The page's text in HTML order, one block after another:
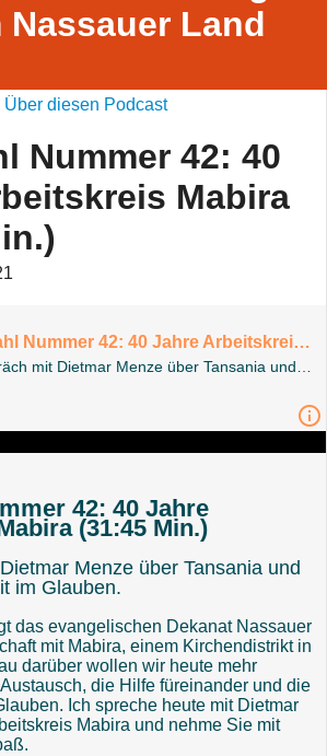
Nassauer Land
Über diesen Podcast
Nummer 42: 40
Mabira
HÖRmahl Nummer 42: 40 Jahre Arbeitskreis Mabira (31:45 Min.)
42: 40 Jahre
(31:45 Min.)
Menze über Tansania und
im Glauben.
das evangelischen Dekanat Nassauer
mit Mabira, einem Kirchendistrikt in
darüber wollen wir heute mehr
die Hilfe füreinander und die
Ich spreche heute mit Dietmar
Mabira und nehme Sie mit